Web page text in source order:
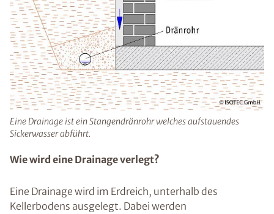
Eine Drainage ist ein Stangendränrohr welches aufstauendes
Sickerwasser abführt.
Wie wird eine Drainage verlegt?
Eine Drainage wird im Erdreich, unterhalb des
Kellerbodens ausgelegt. Dabei werden